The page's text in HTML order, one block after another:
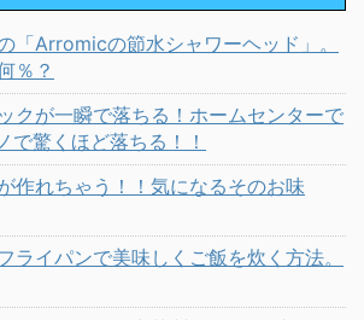
「Arromicの節水シャワーヘッド」。
％？
クが一瞬で落ちる！ホームセンターで
で驚くほど落ちる！！
作れちゃう！！気になるそのお味
ライパンで美味しくご飯を炊く方法。